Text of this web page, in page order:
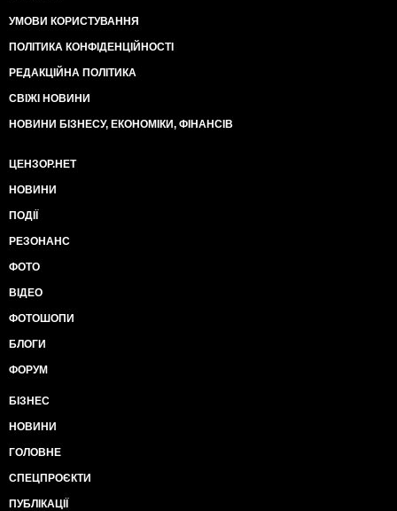
УМОВИ КОРИСТУВАННЯ
ПОЛІТИКА КОНФІДЕНЦІЙНОСТІ
РЕДАКЦІЙНА ПОЛІТИКА
СВІЖІ НОВИНИ
НОВИНИ БІЗНЕСУ, ЕКОНОМІКИ, ФІНАНСІВ
ЦЕНЗОР.НЕТ
НОВИНИ
ПОДІЇ
РЕЗОНАНС
ФОТО
ВІДЕО
ФОТОШОПИ
БЛОГИ
ФОРУМ
БІЗНЕС
НОВИНИ
ГОЛОВНЕ
СПЕЦПРОЄКТИ
ПУБЛІКАЦІЇ